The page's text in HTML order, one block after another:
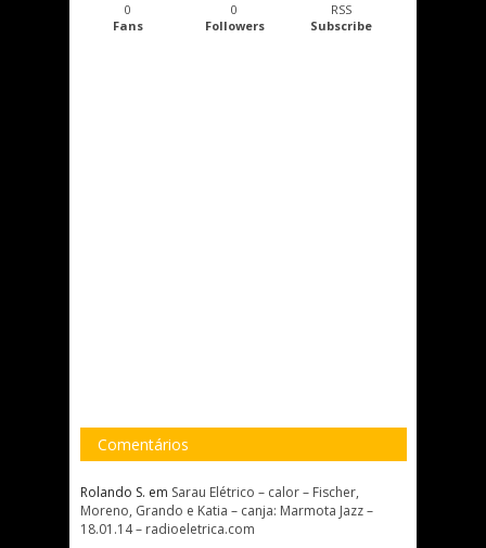
0
Fans
0
Followers
RSS
Subscribe
Comentários
Rolando S. em Sarau Elétrico – calor – Fischer,
Moreno, Grando e Katia – canja: Marmota Jazz –
18.01.14 – radioeletrica.com